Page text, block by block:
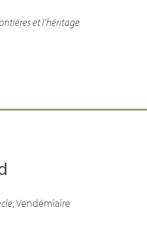
et l’héritage
, Vendémiaire